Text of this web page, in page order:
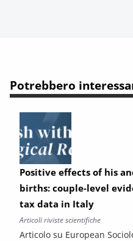
Potrebbero
Positive effects of his
births: couple-level
tax data in Italy
Articoli riviste scientifiche
Articolo su European